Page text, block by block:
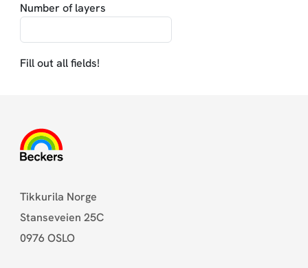
Number of layers
Fill out all fields!
Tikkurila Norge
Stanseveien 25C
0976 OSLO